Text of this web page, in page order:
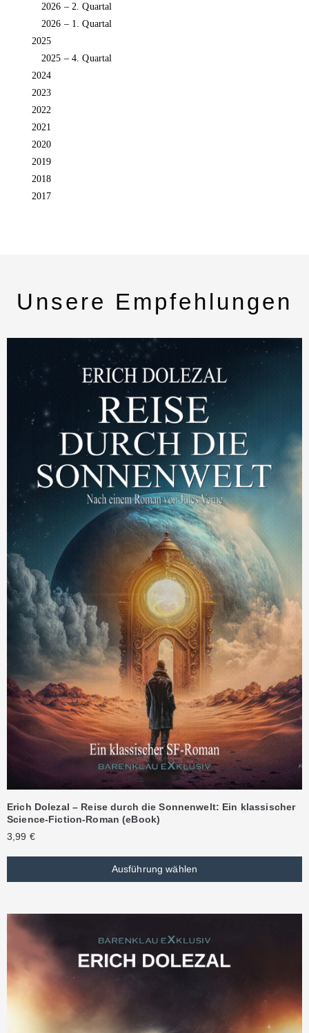
2026 – 2. Quartal
2026 – 1. Quartal
2025
2025 – 4. Quartal
2024
2023
2022
2021
2020
2019
2018
2017
Unsere Empfehlungen
Erich Dolezal – Reise durch die Sonnenwelt: Ein klassischer
Science-Fiction-Roman (eBook)
3,99 €
Ausführung wählen